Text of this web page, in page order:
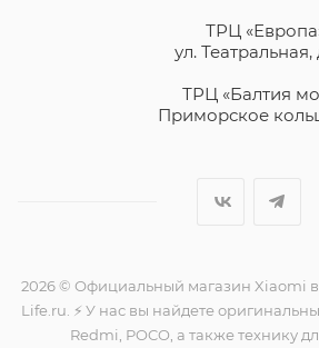
ТРЦ
ул. Театральная,
ТРЦ «Балтия
Приморское
2026 © Официальный магазин Xiaomi
Life.ru. ⚡ У нас вы найдете
Redmi, POCO, а также технику